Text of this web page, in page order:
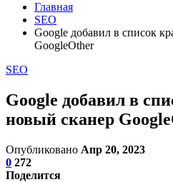
Главная
SEO
Google добавил в список
GoogleOther
SEO
Google добавил в
новый сканер
Опубликовано Апр 20, 2023
0 272
Поделится